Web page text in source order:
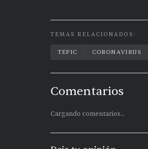
TEMAS RELACIONADOS:
TEPIC CORONAVIRUS
Comentarios
Cargando comentarios...